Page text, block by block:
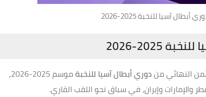
آسيا للنخبة 2025-2026
النهائي مندوري أبطال آسيا للنخبة
موسم 2025-2026،
وإيران، في سباق نحو اللقب القاري.